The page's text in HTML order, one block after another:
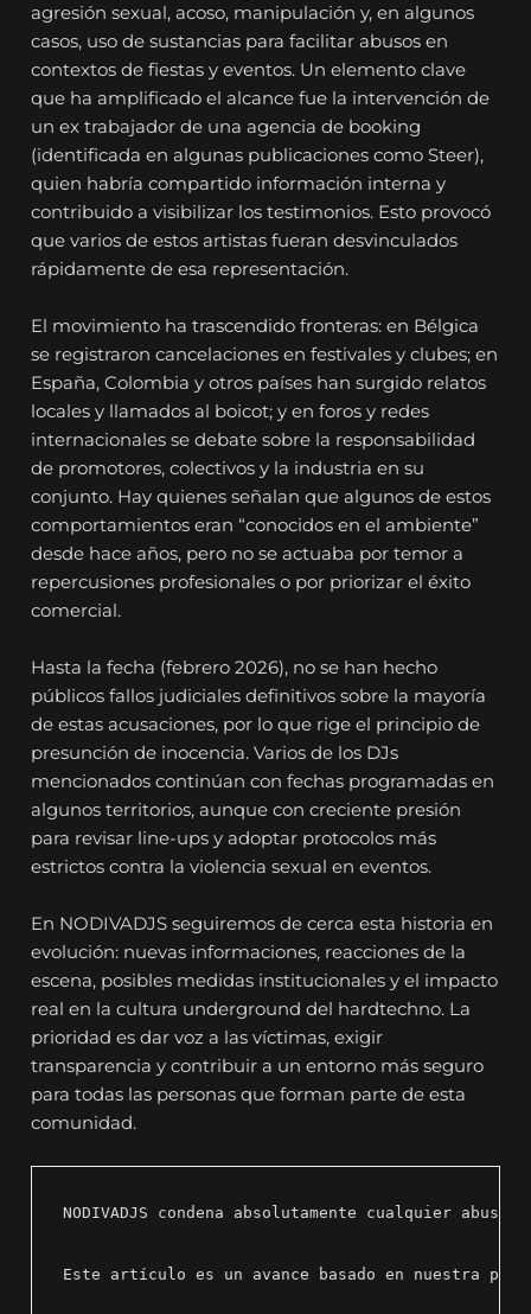
agresión sexual, acoso, manipulación y, en algunos
casos, uso de sustancias para facilitar abusos en
contextos de fiestas y eventos. Un elemento clave
que ha amplificado el alcance fue la intervención de
un ex trabajador de una agencia de booking
(identificada en algunas publicaciones como Steer),
quien habría compartido información interna y
contribuido a visibilizar los testimonios. Esto provocó
que varios de estos artistas fueran desvinculados
rápidamente de esa representación.
El movimiento ha trascendido fronteras: en Bélgica
se registraron cancelaciones en festivales y clubes; en
España, Colombia y otros países han surgido relatos
locales y llamados al boicot; y en foros y redes
internacionales se debate sobre la responsabilidad
de promotores, colectivos y la industria en su
conjunto. Hay quienes señalan que algunos de estos
comportamientos eran “conocidos en el ambiente”
desde hace años, pero no se actuaba por temor a
repercusiones profesionales o por priorizar el éxito
comercial.
Hasta la fecha (febrero 2026), no se han hecho
públicos fallos judiciales definitivos sobre la mayoría
de estas acusaciones, por lo que rige el principio de
presunción de inocencia. Varios de los DJs
mencionados continúan con fechas programadas en
algunos territorios, aunque con creciente presión
para revisar line-ups y adoptar protocolos más
estrictos contra la violencia sexual en eventos.
En NODIVADJS seguiremos de cerca esta historia en
evolución: nuevas informaciones, reacciones de la
escena, posibles medidas institucionales y el impacto
real en la cultura underground del hardtechno. La
prioridad es dar voz a las víctimas, exigir
transparencia y contribuir a un entorno más seguro
para todas las personas que forman parte de esta
comunidad.
NODIVADJS condena absolutamente cualquier
Este artículo es un avance basado en nuestra